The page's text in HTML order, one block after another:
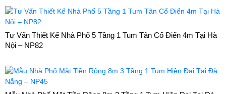
Tư Vấn Thiết Kế Nhà Phố 5 Tầng 1 Tum Tân Cổ Điển 4m Tại Hà
Nội – NP82